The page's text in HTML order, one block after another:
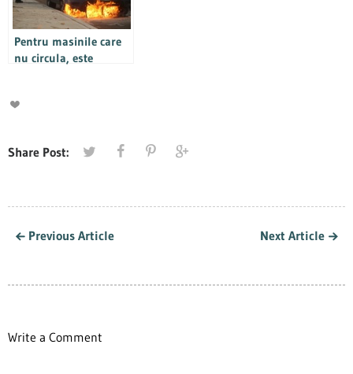
Pentru masinile care
nu circula, este
Share Post:
Previous Article Next Article
Write a Comment